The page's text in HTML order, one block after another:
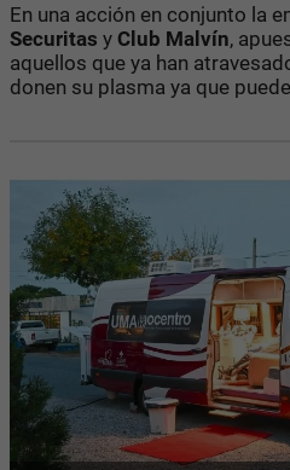
En una acción en conjunto la
Securitas y Club Malvín,
aquellos que ya han
donen su plasma ya que